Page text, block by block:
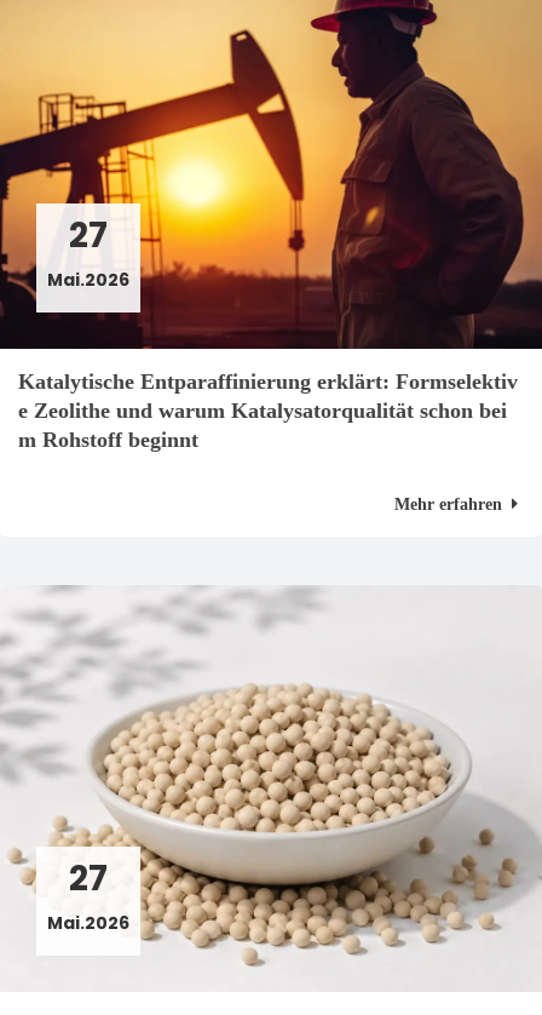
27
Mai.2026
Katalytische Entparaffinierung erklärt: Formselektiv
e Zeolithe und warum Katalysatorqualität schon bei
m Rohstoff beginnt
Mehr erfahren
27
Mai.2026